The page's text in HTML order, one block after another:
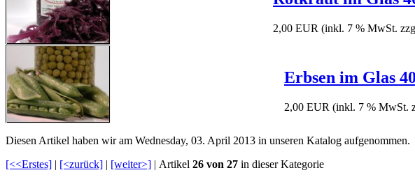
2,00 EUR (inkl. 7 % MwSt.
Erbsen im Glas
2,00 EUR (inkl. 7 % MwSt.
Diesen Artikel haben wir am Wednesday, 03. April 2013 in unseren Katalog aufgenommen.
[<<Erstes] | [<zurück] | [weiter>] | Artikel 26 von 27 in dieser Kategorie